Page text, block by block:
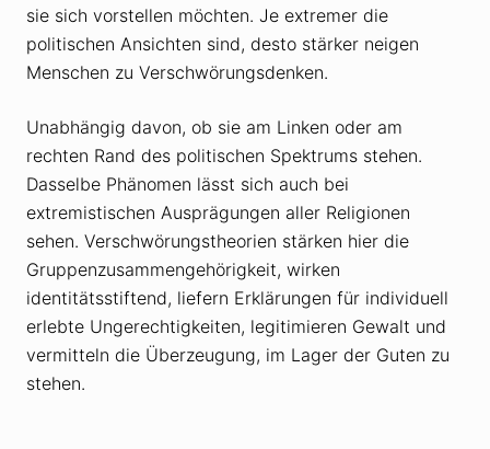
sie sich vorstellen möchten. Je extremer die
politischen Ansichten sind, desto stärker neigen
Menschen zu Verschwörungsdenken.
Unabhängig davon, ob sie am Linken oder am
rechten Rand des politischen Spektrums stehen.
Dasselbe Phänomen lässt sich auch bei
extremistischen Ausprägungen aller Religionen
sehen. Verschwörungstheorien stärken hier die
Gruppenzusammengehörigkeit, wirken
identitätsstiftend, liefern Erklärungen für individuell
erlebte Ungerechtigkeiten, legitimieren Gewalt und
vermitteln die Überzeugung, im Lager der Guten zu
stehen.